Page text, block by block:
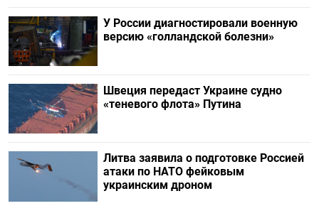
У России диагностировали военную
версию «голландской болезни»
Швеция передаст Украине судно
«теневого флота» Путина
Литва заявила о подготовке Россией
атаки по НАТО фейковым
украинским дроном